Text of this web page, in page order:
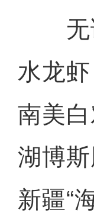
无论
水龙
南美
湖博
新疆“